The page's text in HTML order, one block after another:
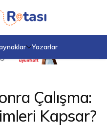
Yazarlar
Blog
Nedir, Kimleri Kapsar?
Çalışma:
Kapsar?